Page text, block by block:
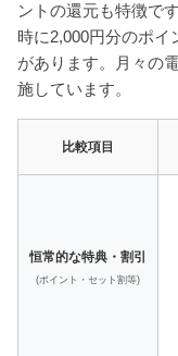
ントの還元も特徴で
時に2,000円分のポイ
があります。月々の
施しています。
比較項目
恒常的な特典・割引
(ポイント・セット割等)